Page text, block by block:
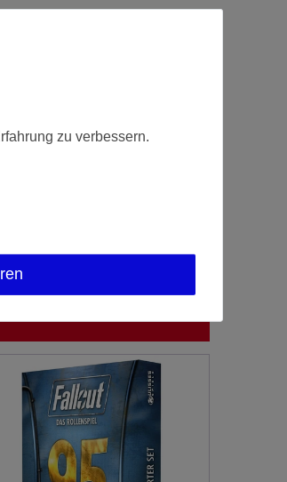
zu verbessern.